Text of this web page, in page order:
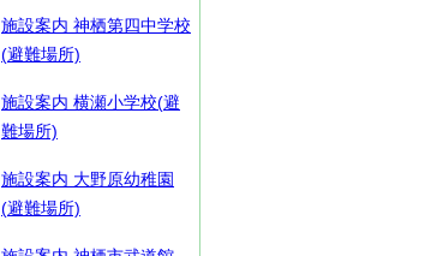
施設案内 神栖第四中学校
(避難場所)
施設案内 横瀬小学校(避
難場所)
施設案内 大野原幼稚園
(避難場所)